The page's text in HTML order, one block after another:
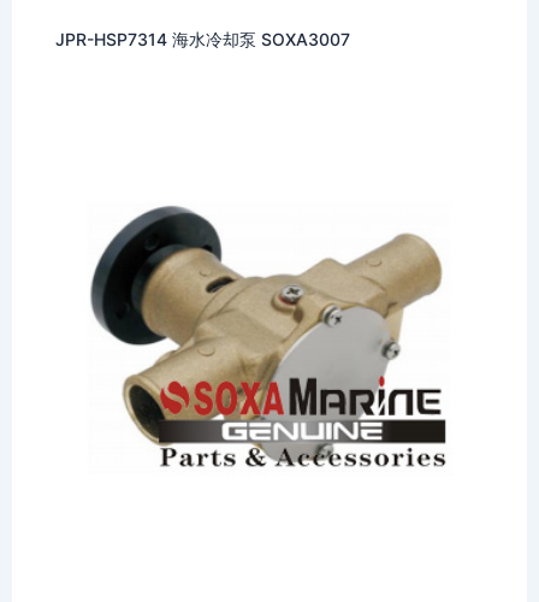
JPR-HSP7314 海水冷却泵 SOXA3007